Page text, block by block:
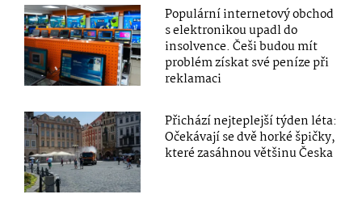
Populární internetový obchod
s elektronikou upadl do
insolvence. Češi budou mít
problém získat své peníze při
reklamaci
Přichází nejteplejší týden léta:
Očekávají se dvě horké špičky,
které zasáhnou většinu Česka